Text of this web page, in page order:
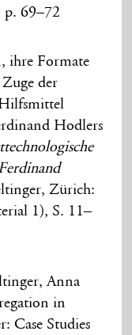
69–72
ihre Formate
der
Hodlers
Zürich:
1), S. 11–
Anna
in
Case Studies